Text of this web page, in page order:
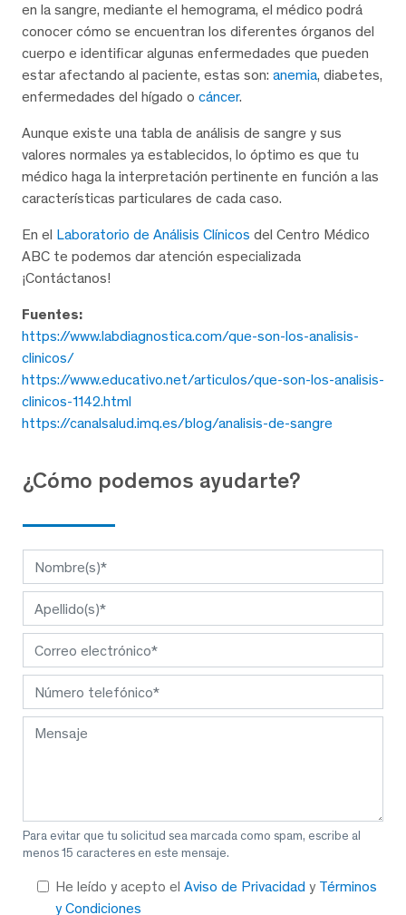
en la sangre, mediante el hemograma, el médico podrá
conocer cómo se encuentran los diferentes órganos del
cuerpo e identificar algunas enfermedades que pueden
estar afectando al paciente, estas son: anemia, diabetes,
enfermedades del hígado o cáncer.
Aunque existe una tabla de análisis de sangre y sus
valores normales ya establecidos, lo óptimo es que tu
médico haga la interpretación pertinente en función a las
características particulares de cada caso.
En el Laboratorio de Análisis Clínicos del Centro Médico
ABC te podemos dar atención especializada
¡Contáctanos!
Fuentes:
https://www.labdiagnostica.com/que-son-los-analisis-
clinicos/
https://www.educativo.net/articulos/que-son-los-analisis-
clinicos-1142.html
https://canalsalud.imq.es/blog/analisis-de-sangre
¿Cómo podemos ayudarte?
Para evitar que tu solicitud sea marcada como spam, escribe al
menos 15 caracteres en este mensaje.
He leído y acepto el Aviso de Privacidad y Términos
y Condiciones